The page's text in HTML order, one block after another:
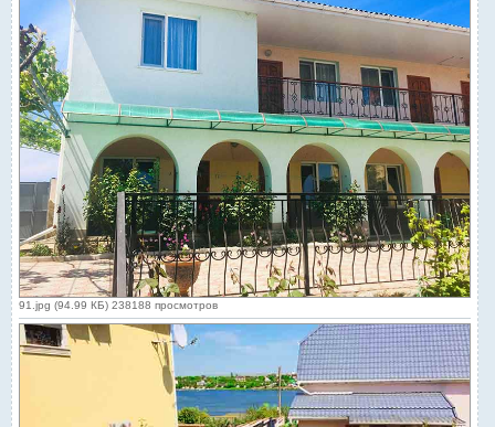
91.jpg (94.99 КБ) 238188 просмотров